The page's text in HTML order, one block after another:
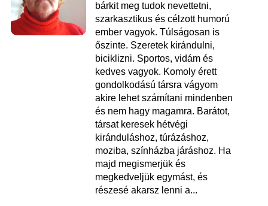
bárkit meg tudok nevettetni,
szarkasztikus és célzott humorú
ember vagyok. Túlságosan is
őszinte. Szeretek kirándulni,
biciklizni. Sportos, vidám és
kedves vagyok. Komoly érett
gondolkodású társra vágyom
akire lehet számítani mindenben
és nem hagy magamra. Barátot,
társat keresek hétvégi
kiránduláshoz, túrázáshoz,
moziba, színházba járáshoz. Ha
majd megismerjük és
megkedveljük egymást, és
részesé akarsz lenni a...